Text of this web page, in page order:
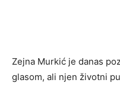
Zejna Murkić je danas
glasom, ali njen životni